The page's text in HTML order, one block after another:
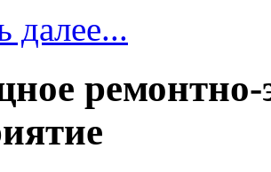
далее...
ремонтно-